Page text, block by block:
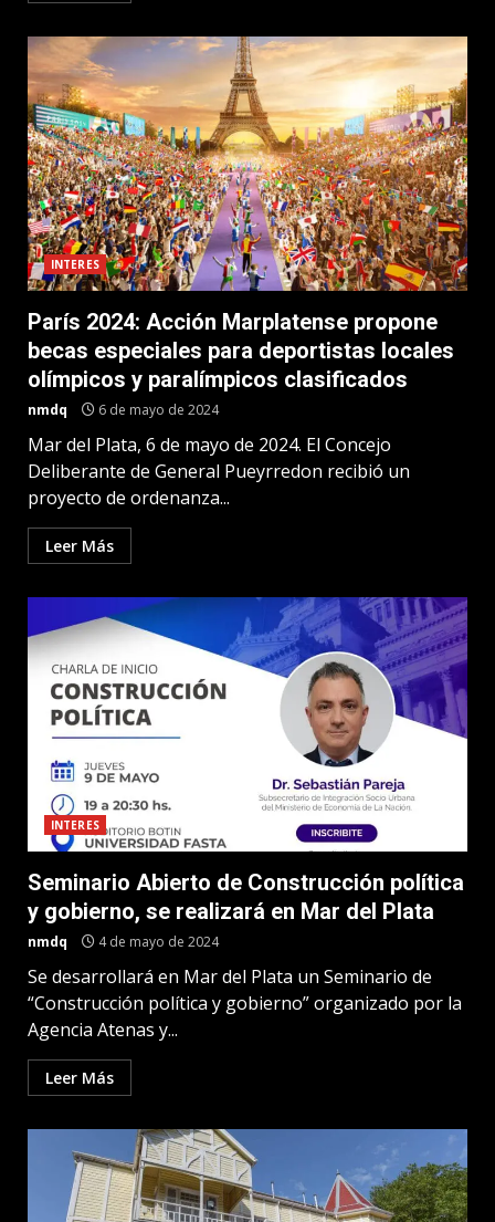
INTERES
París 2024: Acción Marplatense propone
becas especiales para deportistas locales
olímpicos y paralímpicos clasificados
nmdq 6 de mayo de 2024
Mar del Plata, 6 de mayo de 2024. El Concejo
Deliberante de General Pueyrredon recibió un
proyecto de ordenanza...
Leer Más
INTERES
Seminario Abierto de Construcción política
y gobierno, se realizará en Mar del Plata
nmdq 4 de mayo de 2024
Se desarrollará en Mar del Plata un Seminario de
“Construcción política y gobierno” organizado por la
Agencia Atenas y...
Leer Más